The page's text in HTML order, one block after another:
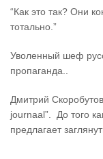
“Как это так? Они
тотально.”
Уволенный шеф
пропаганда..
Дмитрий
journaal”. До того
предлагает